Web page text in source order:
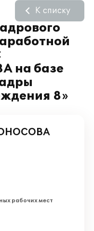
на базе
8»
К списку
рабочих мест